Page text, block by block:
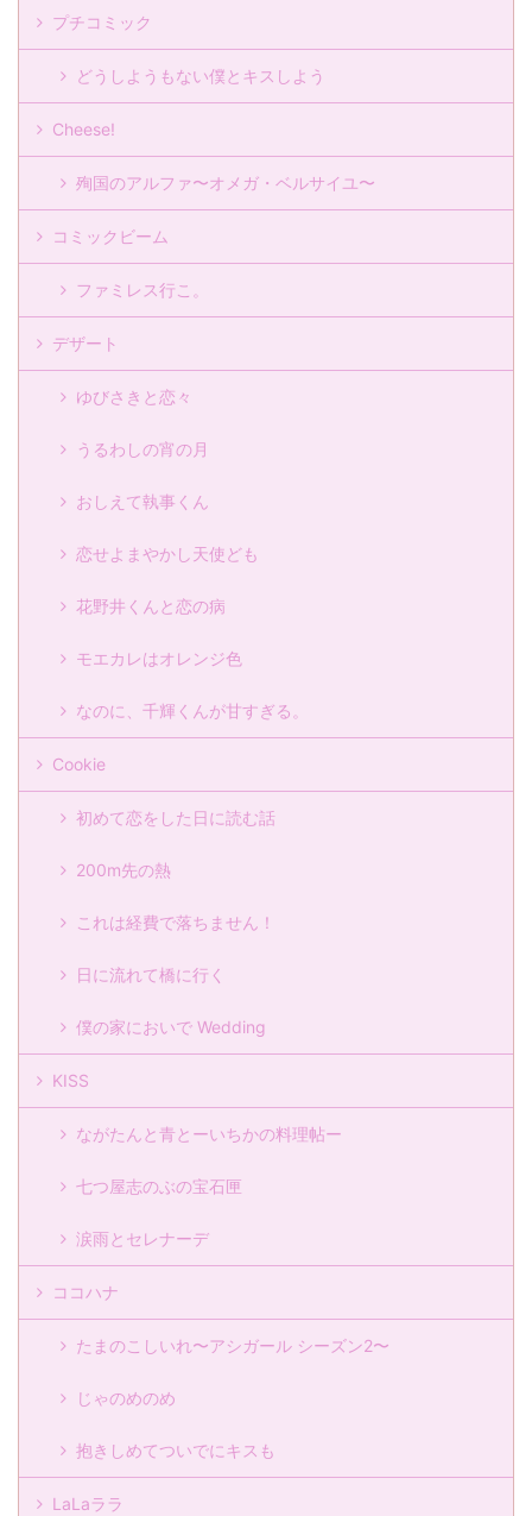
プチコミック
どうしようもない僕とキスしよう
Cheese!
殉国のアルファ〜オメガ・ベルサイユ〜
コミックビーム
ファミレス行こ。
デザート
ゆびさきと恋々
うるわしの宵の月
おしえて執事くん
恋せよまやかし天使ども
花野井くんと恋の病
モエカレはオレンジ色
なのに、千輝くんが甘すぎる。
Cookie
初めて恋をした日に読む話
200m先の熱
これは経費で落ちません！
日に流れて橋に行く
僕の家においで Wedding
KISS
ながたんと青とーいちかの料理帖ー
七つ屋志のぶの宝石匣
涙雨とセレナーデ
ココハナ
たまのこしいれ〜アシガール シーズン2〜
じゃのめのめ
抱きしめてついでにキスも
LaLaララ